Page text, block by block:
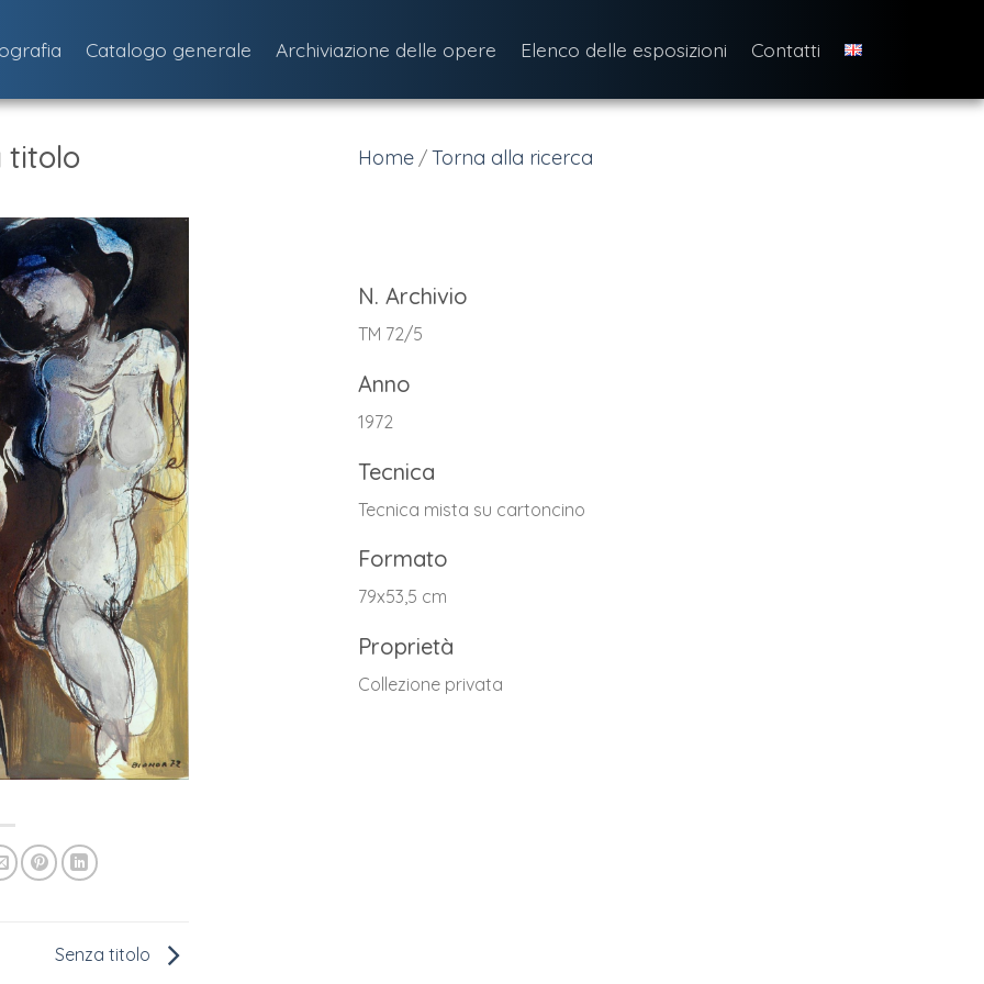
Catalogo generale Archiviazione delle opere Elenco delle esposizioni Contatti
titolo
Senza titolo
Home / Torna alla ricerca
N. Archivio
TM 72/5
Anno
1972
Tecnica
Tecnica mista su cartoncino
Formato
79x53,5 cm
Proprietà
Collezione privata